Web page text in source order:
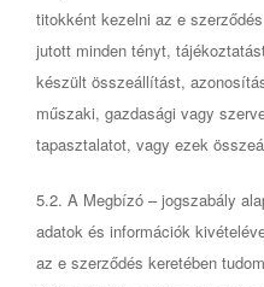
titokként kezelni az e
jutott minden tényt,
készült összeállítást,
műszaki, gazdasági vagy
tapasztalatot, vagy ezek
5.2. A Megbízó – jogszabály
adatok és információk
az e szerződés keretében